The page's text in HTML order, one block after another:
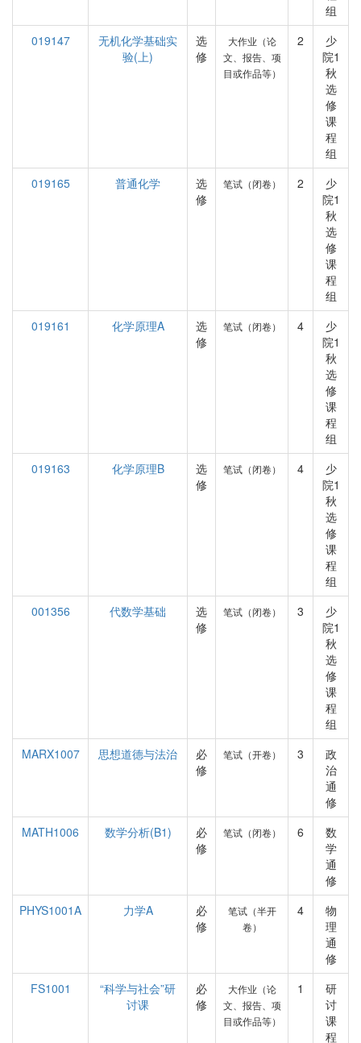
组
019147
无机化学基础实
验(上)
选
修
大作业（论
文、报告、项
目或作品等）
2
少
院1
秋
选
修
课
程
组
019165
普通化学
选
修
笔试（闭卷） 2
少
院1
秋
选
修
课
程
组
019161
化学原理A
选
修
笔试（闭卷） 4
少
院1
秋
选
修
课
程
组
019163
化学原理B
选
修
笔试（闭卷） 4
少
院1
秋
选
修
课
程
组
001356
代数学基础
选
修
笔试（闭卷） 3
少
院1
秋
选
修
课
程
组
MARX1007
思想道德与法治
必
修
笔试（开卷） 3
政
治
通
修
MATH1006
数学分析(B1)
必
修
笔试（闭卷） 6
数
学
通
修
PHYS1001A
力学A
必
修
笔试（半开
卷）
4
物
理
通
修
FS1001
“科学与社会”研
讨课
必
修
大作业（论
文、报告、项
目或作品等）
1
研
讨
课
程